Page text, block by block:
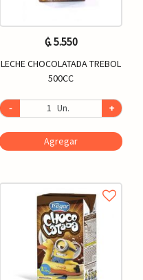
₲. 5.550
LECHE CHOCOLATADA TREBOL
500CC
- Un. +
Agregar